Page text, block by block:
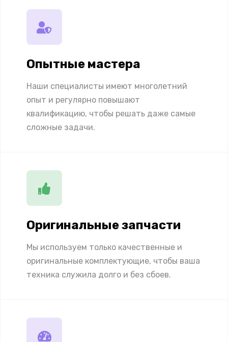
Опытные мастера
Наши специалисты имеют многолетний
опыт и регулярно повышают
квалификацию, чтобы решать даже самые
сложные задачи.
Оригинальные запчасти
Мы используем только качественные и
оригинальные комплектующие, чтобы ваша
техника служила долго и без сбоев.